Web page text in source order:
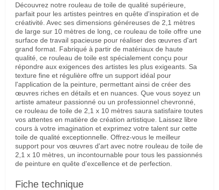
Découvrez notre rouleau de toile de qualité supérieure,
parfait pour les artistes peintres en quête d'inspiration et de
créativité. Avec ses dimensions généreuses de 2,1 mètres
de large sur 10 mètres de long, ce rouleau de toile offre une
surface de travail spacieuse pour réaliser des œuvres d'art
grand format. Fabriqué à partir de matériaux de haute
qualité, ce rouleau de toile est spécialement conçu pour
répondre aux exigences des artistes les plus exigeants. Sa
texture fine et régulière offre un support idéal pour
l'application de la peinture, permettant ainsi de créer des
œuvres riches en détails et en nuances. Que vous soyez un
artiste amateur passionné ou un professionnel chevronné,
ce rouleau de toile de 2,1 x 10 mètres saura satisfaire toutes
vos attentes en matière de création artistique. Laissez libre
cours à votre imagination et exprimez votre talent sur cette
toile de qualité exceptionnelle. Offrez-vous le meilleur
support pour vos œuvres d'art avec notre rouleau de toile de
2,1 x 10 mètres, un incontournable pour tous les passionnés
de peinture en quête d'excellence et de perfection.
Fiche technique